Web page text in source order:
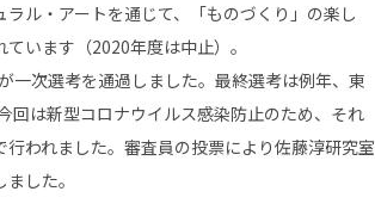
ル・アートを通じて、「ものづくり」の楽し
います（2020年度は中止）。
一次選考を通過しました。最終選考は例年、東
回は新型コロナウイルス感染防止のため、それ
われました。審査員の投票により佐藤淳研究室
した。